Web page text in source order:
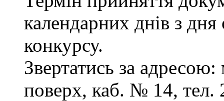
календарних днів з
конкурсу.
Звертатись за
поверх, каб. № 14, тел.